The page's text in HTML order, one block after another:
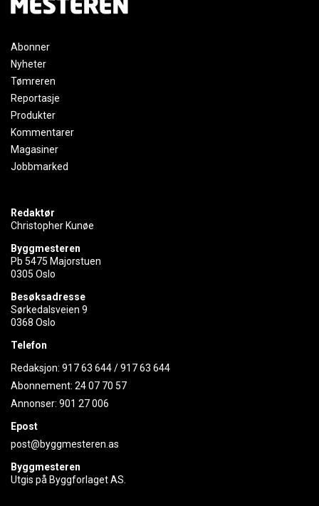
Abonner
Nyheter
Tømreren
Reportasje
Produkter
Kommentarer
Magasiner
Jobbmarked
Redaktør
Christopher Kunøe
Byggmesteren
Pb 5475 Majorstuen
0305 Oslo
Besøksadresse
Sørkedalsveien 9
0368 Oslo
Telefon
Redaksjon: 917 63 644/917 63 644
Abonnement: 24 07 70 57
Annonser: 901 27 006
Epost
post@byggmesteren.as
Byggmesteren
Utgis på Byggforlaget AS.